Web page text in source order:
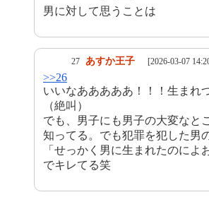
男に対して思うことは
27 あすか王子 [2026-03-07
>>26
いいなあああああ！！！生まれ
（絶叫）
でも、男子にも男子の大変なと
知ってる。でも犯罪を犯した男
「せっかく男に生まれたのによ
でキレてる笑